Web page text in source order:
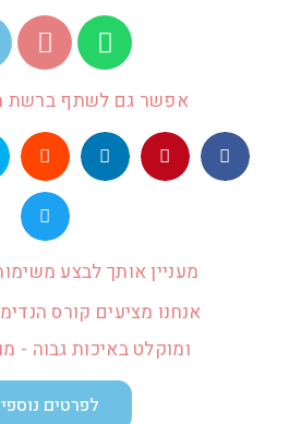
אפשר גם לשתף ברשת
מעניין אותך לבצע
אנחנו מציעים קורס
ומוקלט באיכות גבוה -
לפרטים